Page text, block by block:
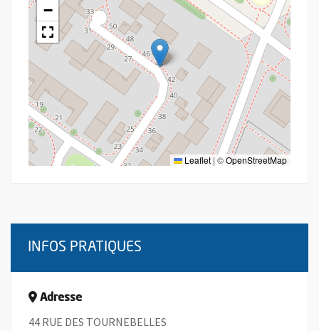
−
Leaflet | ©OpenStreetMap
INFOS PRATIQUES
Adresse
44 RUE DES TOURNEBELLES